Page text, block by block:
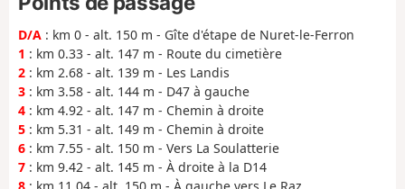
D/A : km 0 - alt. 150 m - Gîte d'étape de Nuret-le-Ferron
1 : km 0.33 - alt. 147 m - Route du cimetière
2 : km 2.68 - alt. 139 m - Les Landis
3 : km 3.58 - alt. 144 m - D47 à gauche
4 : km 4.92 - alt. 147 m - Chemin à droite
5 : km 5.31 - alt. 149 m - Chemin à droite
6 : km 7.55 - alt. 150 m - Vers La Soulatterie
7 : km 9.42 - alt. 145 m - À droite à la D14
8 : km 11.04 - alt. 150 m - À gauche vers Le Raz